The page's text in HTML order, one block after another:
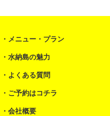
メニュー・プラン
水納島の魅力
よくある質問
ご予約はコチラ
会社概要